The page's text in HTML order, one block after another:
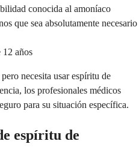
conocida al amoníaco
que sea absolutamente necesario
12 años
necesita usar espíritu de
los profesionales médicos
para su situación específica.
espíritu de